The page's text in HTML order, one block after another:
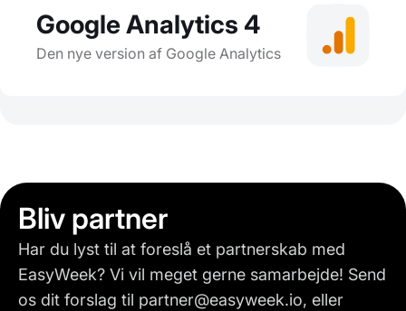
Google Analytics 4
Den nye version af Google Analytics
Bliv partner
Har du lyst til at foreslå et partnerskab med
EasyWeek? Vi vil meget gerne samarbejde! Send
os dit forslag til partner@easyweek.io, eller